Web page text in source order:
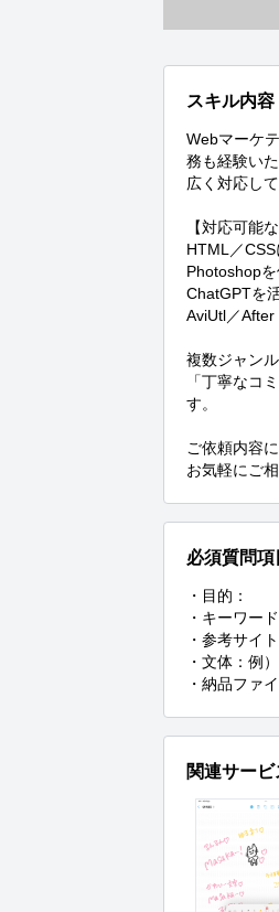
スキル内容
Webマーケ
務も経験い
広く対応して
【対応可能
HTML／
Photoshop
ChatGPTを
AviUtl／After
複数ジャン
「丁寧なコ
す。
ご依頼内容
お気軽にご
必須質問項
・目的：
・キーワード
・参考サイ
・文体：例
・納品ファ
関連サービ